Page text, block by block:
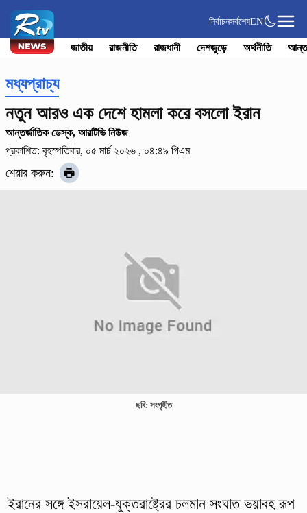
নির্বাচনসর্বশেষEN
জাতীয় রাজনীতি রাজধানী দেশজুড়ে অর্থনীতি
মধ্যপ্রাচ্য
নতুন আরও এক দেশে হামলা করে বসলো ইরান
আন্তর্জাতিক ডেস্ক, আরটিভি নিউজ
প্রকাশিত: বৃহস্পতিবার, ০৫ মার্চ ২০২৬ , ০৪:৪৯ পিএম
শেয়ার করুন:
ছবি: সংগৃহীত
ইরানের সঙ্গে ইসরায়েল-যুক্তরাষ্ট্রের চলমান সংঘাত ভয়াবহ রূপ